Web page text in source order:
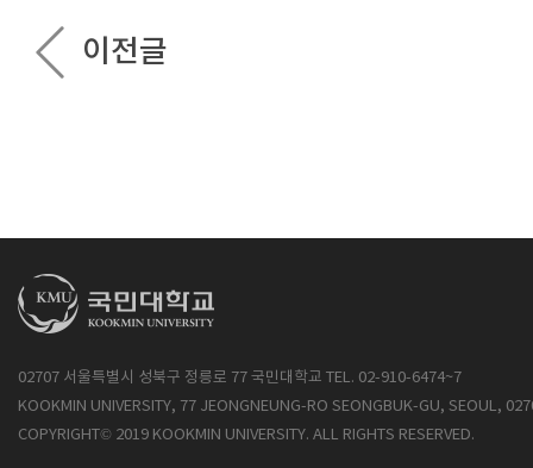
이전글
02707 서울특별시 성북구 정릉로 77 국민대학교 TEL. 02-910-6474~7
KOOKMIN UNIVERSITY, 77 JEONGNEUNG-RO SEONGBUK-GU, SEOUL,
COPYRIGHT© 2019 KOOKMIN UNIVERSITY. ALL RIGHTS RESERVED.